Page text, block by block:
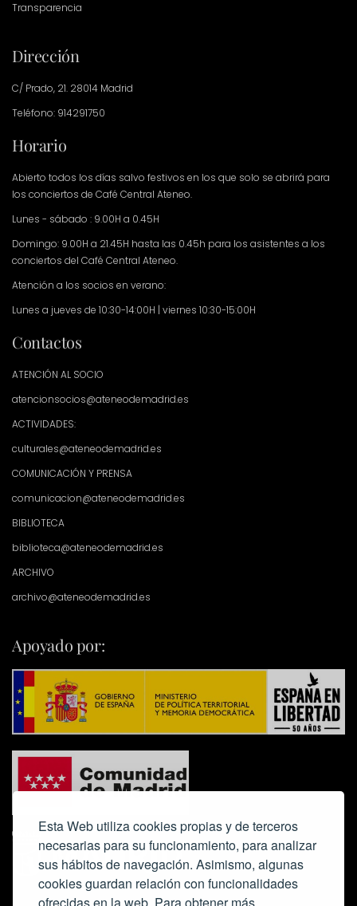
Esta Web utiliza cookies propias y de terceros
necesarias para su funcionamiento, para analizar
sus hábitos de navegación. Asimismo, algunas
cookies guardan relación con funcionalidades
Transparencia
Dirección
C/ Prado, 21. 28014 Madrid
Teléfono: 914291750
Horario
Abierto todos los días salvo festivos en los que solo se abrirá para
los conciertos de Café Central Ateneo.
Lunes - sábado : 9.00H a 0.45H
Domingo: 9.00H a 21.45H hasta las 0.45h para los asistentes a los
conciertos del Café Central Ateneo.
Atención a los socios en verano:
Lunes a jueves de 10:30-14:00H | viernes 10:30-15:00H
Contactos
ATENCIÓN AL SOCIO
atencionsocios@ateneodemadrid.es
ACTIVIDADES:
culturales@ateneodemadrid.es
COMUNICACIÓN Y PRENSA
comunicacion@ateneodemadrid.es
BIBLIOTECA
biblioteca@ateneodemadrid.es
ARCHIVO
archivo@ateneodemadrid.es
Apoyado por: